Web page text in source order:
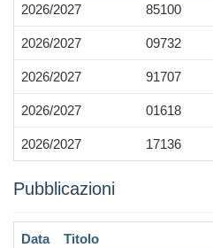
2026/2027 85100
2026/2027 09732
2026/2027 91707
2026/2027 01618
2026/2027 17136
Pubblicazioni
Data Titolo